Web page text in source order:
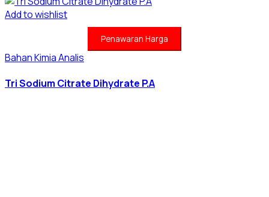
Add to wishlist
Penawaran Harga
Bahan Kimia Analis
Tri Sodium Citrate Dihydrate P.A